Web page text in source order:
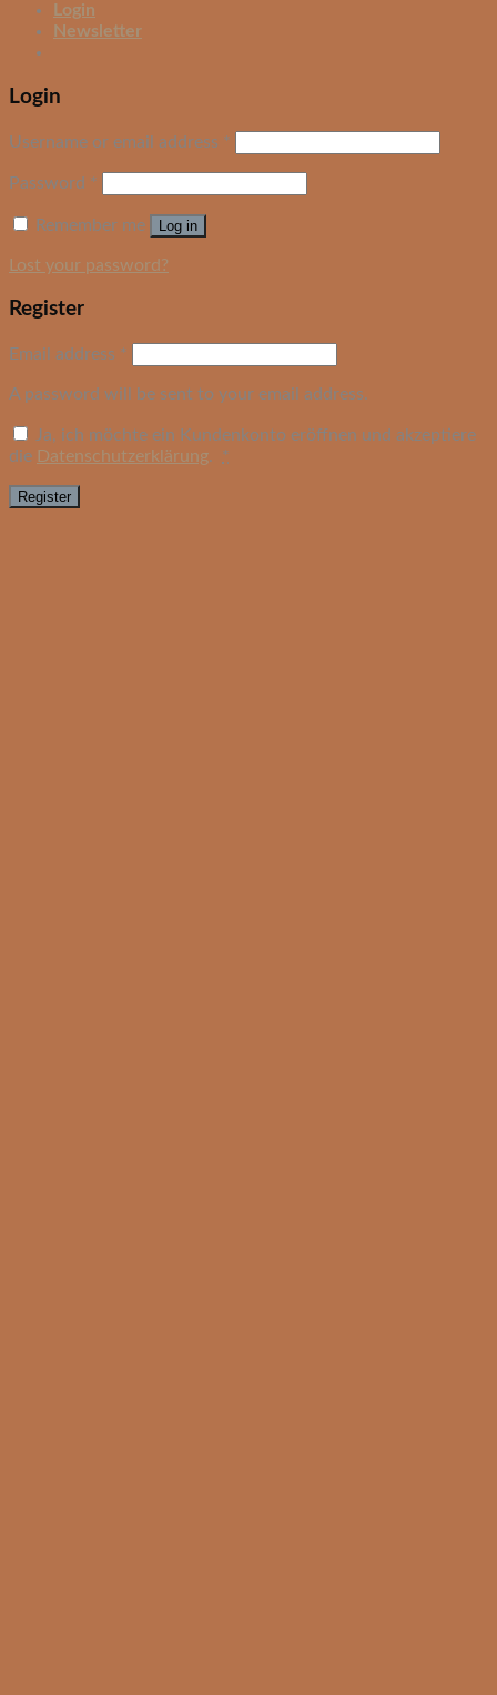
Login
Newsletter
Login
Username or email address *
Password *
Remember me Log in
Lost your password?
Register
Email address *
A password will be sent to your email address.
Ja, ich möchte ein Kundenkonto eröffnen und akzeptiere
die Datenschutzerklärung. *
Register